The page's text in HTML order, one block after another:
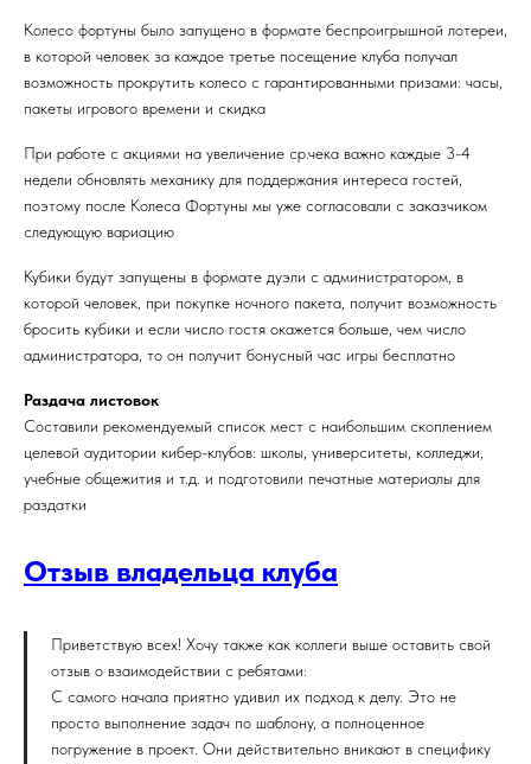
Колесо фортуны было запущено в формате беспроигрышной лотереи,
в которой человек за каждое третье посещение клуба получал
возможность прокрутить колесо с гарантированными призами: часы,
пакеты игрового времени и скидка
При работе с акциями на увеличение ср.чека важно каждые 3-4
недели обновлять механику для поддержания интереса гостей,
поэтому после Колеса Фортуны мы уже согласовали с заказчиком
следующую вариацию
Кубики будут запущены в формате дуэли с администратором, в
которой человек, при покупке ночного пакета, получит возможность
бросить кубики и если число гостя окажется больше, чем число
администратора, то он получит бонусный час игры бесплатно
Раздача листовок
Составили рекомендуемый список мест с наибольшим скоплением
целевой аудитории кибер-клубов: школы, университеты, колледжи,
учебные общежития и т.д. и подготовили печатные материалы для
раздатки
Отзыв владельца клуба
Приветствую всех! Хочу также как коллеги выше оставить свой
отзыв о взаимодействии с ребятами:
С самого начала приятно удивил их подход к делу. Это не
просто выполнение задач по шаблону, а полноценное
погружение в проект. Они действительно вникают в специфику